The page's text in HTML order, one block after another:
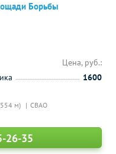
Борьбы
м) СВАО
Цена, руб.:
1600
26-35